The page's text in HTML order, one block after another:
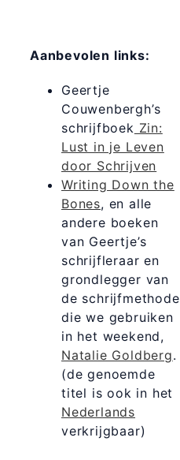
Aanbevolen links:
Geertje
Couwenbergh’s
schrijfboek Zin:
Lust in je Leven
door Schrijven
Writing Down the
Bones, en alle
andere boeken
van Geertje’s
schrijfleraar en
grondlegger van
de schrijfmethode
die we gebruiken
in het weekend,
Natalie Goldberg.
(de genoemde
titel is ook in het
Nederlands
verkrijgbaar)